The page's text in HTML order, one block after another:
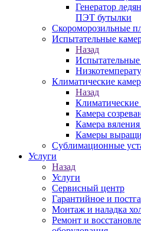
Генератор
ПЭТ бутылки
Скороморозильные
Испытательные
Назад
Климатические
Назад
Камера
Камера
Камеры
Сублимационные
Услуги
Назад
Услуги
Сервисный центр
Гарантийное и
Монтаж и наладка
Ремонт и